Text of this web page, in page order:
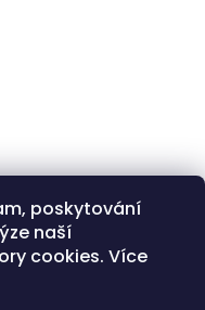
poskytování
naší
cookies. Více
roce.